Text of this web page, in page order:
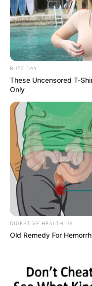
más
Luis P. de
ayudó a
sin dolor
rutina de
té de perejil
riñones en
X.
El té de perejil es
para apoyar la
desintoxicación.
los consejos
este remedio en tu
aprovechar sus
siempre consultar
salud
BUZZ DAY
These Uncensored T-
Only
DIGESTIVE HEALTH US
Old Remedy For